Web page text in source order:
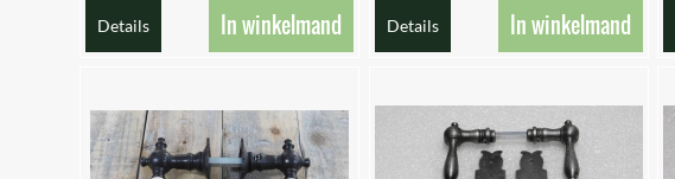
Details In winkelmand Details In winkelmand